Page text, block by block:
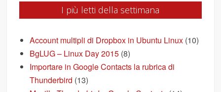
I più letti della settimana
Account multipli di Dropbox in Ubuntu Linux (10)
BgLUG – Linux Day 2015 (8)
Importare in Google Contacts la rubrica di
Thunderbird (13)